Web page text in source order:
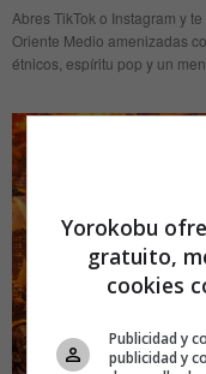
Abres TikTok o Instagram y
Oriente Medio amenizadas
étnicos, espíritu pop y un
Yorokobu
gratuito,
cookies
Publicidad y
publicidad y